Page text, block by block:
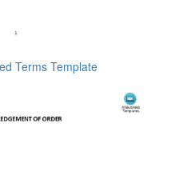
Terms Template